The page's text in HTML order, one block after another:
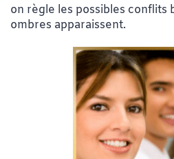
on règle les possibles conflits
ombres apparaissent.